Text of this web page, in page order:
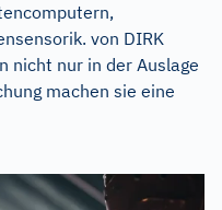
von DIRK
nicht nur in der Auslage
machen sie eine